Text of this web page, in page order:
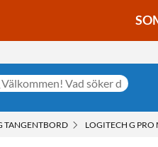
TANGENTBORD LOGITECH G